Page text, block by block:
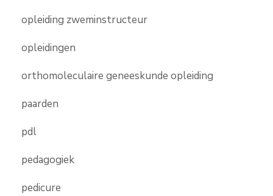
opleiding zweminstructeur
opleidingen
orthomoleculaire geneeskunde opleiding
paarden
pdl
pedagogiek
pedicure